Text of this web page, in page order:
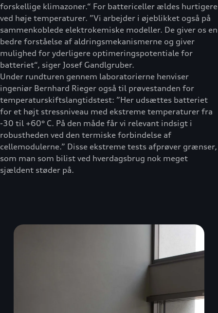
forskellige klimazoner.“ For battericeller ældes hurtigere
ved høje temperaturer. ”Vi arbejder i øjeblikket også på
sammenkoblede elektrokemiske modeller. De giver os en
bedre forståelse af aldringsmekanismerne og giver
mulighed for yderligere optimeringspotentiale for
batteriet“, siger Josef Gandlgruber.
Under rundturen gennem laboratorierne henviser
ingeniør Bernhard Rieger også til prøvestanden for
temperaturskiftslangtidstest: ”Her udsættes batteriet
for et højt stressniveau med ekstreme temperaturer fra
-30 til +60° C. På den måde får vi relevant indsigt i
robustheden ved den termiske forbindelse af
cellemodulerne.” Disse ekstreme tests afprøver grænser,
som man som bilist ved hverdagsbrug nok meget
sjældent støder på.